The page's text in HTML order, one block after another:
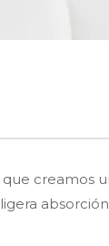
creamos